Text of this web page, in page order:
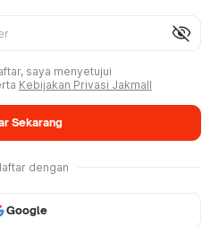
visibility_off
saya menyetujui
Kebijakan Privasi Jakmall
Sekarang
dengan
Google